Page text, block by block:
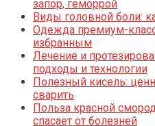
запор, геморрой
Виды головной боли:
Одежда премиум-
избранным
Лечение и
подходы и технологии
Полезный кисель:
сварить
Польза красной
спасает от болезней